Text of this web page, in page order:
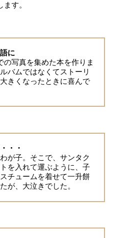
す。
に
写真を集めた本を作りま
バムではなくてストーリ
きくなったときに喜んで
・・
が子。そこで、サンタク
を入れて運ぶように、子
チュームを着せて一升餅
が、大泣きでした。